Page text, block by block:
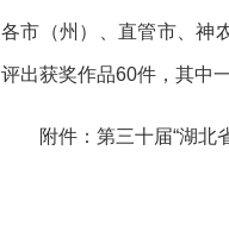
各市（州）、直管市、神
评出获奖作品60件，其中
附件： 第三十届“湖北